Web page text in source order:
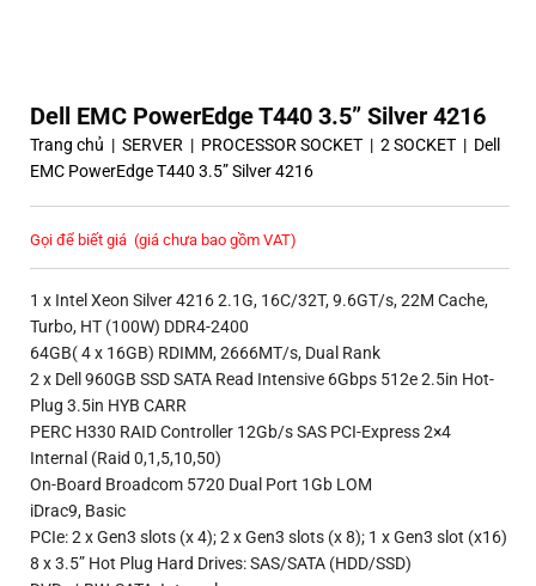
Dell EMC PowerEdge T440 3.5” Silver 4216
Trang chủ | SERVER | PROCESSOR SOCKET | 2 SOCKET | Dell
EMC PowerEdge T440 3.5” Silver 4216
Gọi để biết giá (giá chưa bao gồm VAT)
1 x Intel Xeon Silver 4216 2.1G, 16C/32T, 9.6GT/s, 22M Cache,
Turbo, HT (100W) DDR4-2400
64GB( 4 x 16GB) RDIMM, 2666MT/s, Dual Rank
2 x Dell 960GB SSD SATA Read Intensive 6Gbps 512e 2.5in Hot-
Plug 3.5in HYB CARR
PERC H330 RAID Controller 12Gb/s SAS PCI-Express 2×4
Internal (Raid 0,1,5,10,50)
On-Board Broadcom 5720 Dual Port 1Gb LOM
iDrac9, Basic
PCIe: 2 x Gen3 slots (x 4); 2 x Gen3 slots (x 8); 1 x Gen3 slot (x16)
8 x 3.5” Hot Plug Hard Drives: SAS/SATA (HDD/SSD)